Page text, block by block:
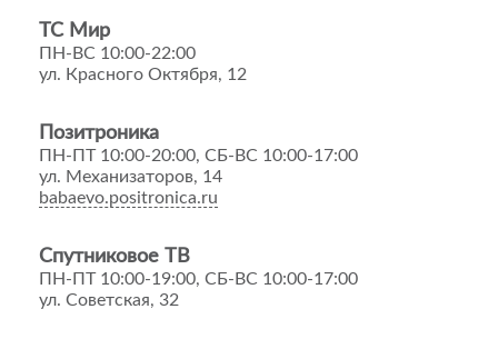
ТС Мир
ПН-ВС 10:00-22:00
ул. Красного Октября, 12
Позитроника
ПН-ПТ 10:00-20:00, СБ-ВС 10:00-17:00
ул. Механизаторов, 14
babaevo.positronica.ru
Спутниковое ТВ
ПН-ПТ 10:00-19:00, СБ-ВС 10:00-17:00
ул. Советская, 32